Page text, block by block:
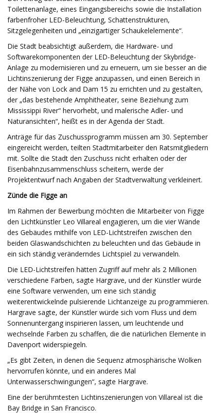
Toilettenanlage, eines Eingangsbereichs sowie die Installation
farbenfroher LED-Beleuchtung, Schattenstrukturen,
Sitzgelegenheiten und „einzigartiger Schaukelelemente“.
Die Stadt beabsichtigt außerdem, die Hardware- und
Softwarekomponenten der LED-Beleuchtung der Skybridge-
Anlage zu modernisieren und zu erneuern, um sie besser an die
Lichtinszenierung der Figge anzupassen, und einen Bereich in
der Nähe von Lock and Dam 15 zu errichten und zu gestalten,
der „das bestehende Amphitheater, seine Beziehung zum
Mississippi River“ hervorhebt, und malerische Adler- und
Naturansichten“, heißt es in der Agenda der Stadt.
Anträge für das Zuschussprogramm müssen am 30. September
eingereicht werden, teilten Stadtmitarbeiter den Ratsmitgliedern
mit. Sollte die Stadt den Zuschuss nicht erhalten oder der
Eisenbahnzusammenschluss scheitern, werde der
Projektentwurf nach Angaben der Stadtverwaltung verkleinert.
Zünde die Figge an
Im Rahmen der Bewerbung möchten die Mitarbeiter von Figge
den Lichtkünstler Leo Villareal engagieren, um die vier Wände
des Gebäudes mithilfe von LED-Lichtstreifen zwischen den
beiden Glaswandschichten zu beleuchten und das Gebäude in
ein sich ständig veränderndes Lichtspiel zu verwandeln.
Die LED-Lichtstreifen hätten Zugriff auf mehr als 2 Millionen
verschiedene Farben, sagte Hargrave, und der Künstler würde
eine Software verwenden, um eine sich ständig
weiterentwickelnde pulsierende Lichtanzeige zu programmieren.
Hargrave sagte, der Künstler würde sich vom Fluss und dem
Sonnenuntergang inspirieren lassen, um leuchtende und
wechselnde Farben zu schaffen, die die natürlichen Elemente in
Davenport widerspiegeln.
„Es gibt Zeiten, in denen die Sequenz atmosphärische Wolken
hervorrufen könnte, und ein anderes Mal
Unterwasserschwingungen“, sagte Hargrave.
Eine der berühmtesten Lichtinszenierungen von Villareal ist die
Bay Bridge in San Francisco.